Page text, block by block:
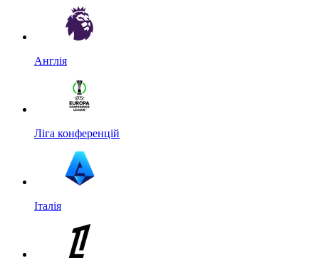
Англія
Ліга конференцій
Італія